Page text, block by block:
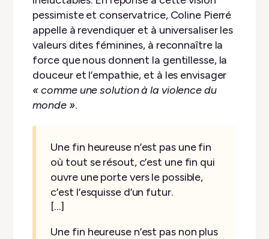
pessimiste et conservatrice, Coline Pierré
appelle à revendiquer et à universaliser les
valeurs dites féminines, à reconnaître la
force que nous donnent la gentillesse, la
douceur et l’empathie, et à les envisager
« comme une solution à la violence du
monde ».
Une fin heureuse n’est pas une fin
où tout se résout, c’est une fin qui
ouvre une porte vers le possible,
c’est l’esquisse d’un futur.
[…]
Une fin heureuse n’est pas non plus